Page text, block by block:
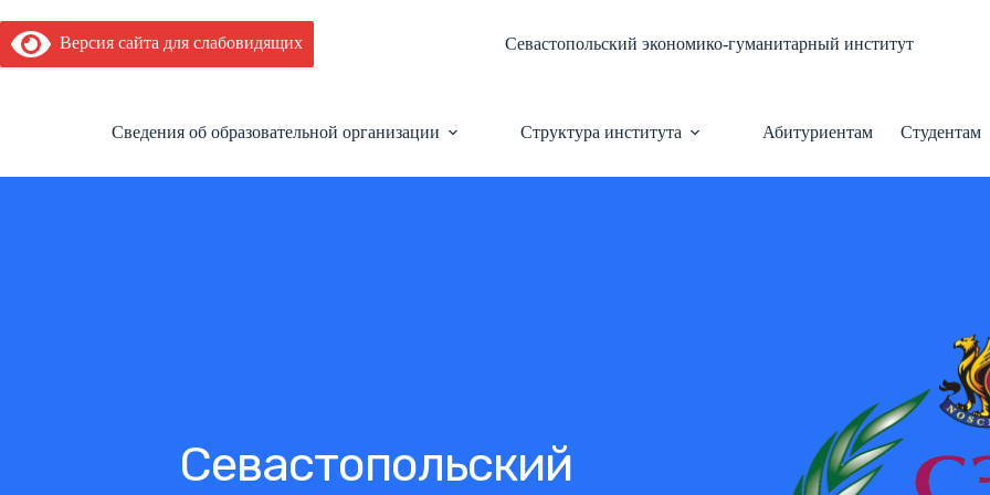
к
сути
Версия сайта для слабовидящих Севастопольский экономико-гуманитарный институт
Сведения об образовательной организации Структура института Абитуриентам Студентам
Севастопольский